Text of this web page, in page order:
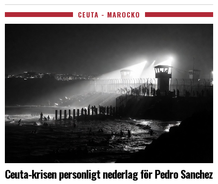
CEUTA - MAROCKO
Ceuta-krisen personligt nederlag för Pedro Sanchez